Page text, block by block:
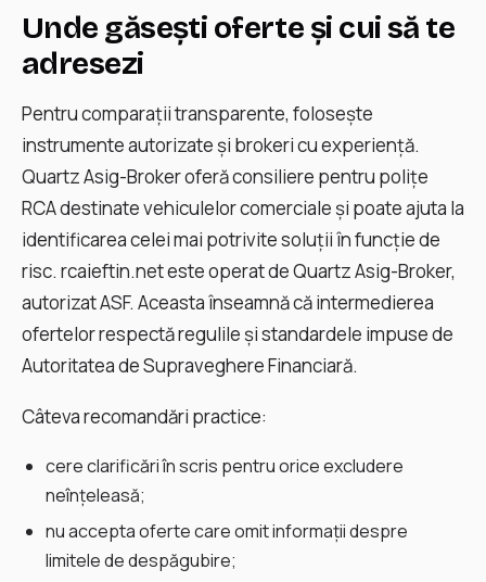
Unde găsești oferte și cui să te
adresezi
Pentru comparații transparente, folosește
instrumente autorizate și brokeri cu experiență.
Quartz Asig-Broker oferă consiliere pentru poliţe
RCA destinate vehiculelor comerciale și poate ajuta la
identificarea celei mai potrivite soluţii în funcţie de
risc. rcaieftin.net este operat de Quartz Asig-Broker,
autorizat ASF. Aceasta înseamnă că intermedierea
ofertelor respectă regulile și standardele impuse de
Autoritatea de Supraveghere Financiară.
Câteva recomandări practice:
cere clarificări în scris pentru orice excludere
neînțeleasă;
nu accepta oferte care omit informaţii despre
limitele de despăgubire;